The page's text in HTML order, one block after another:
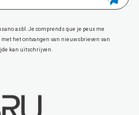
asbl. Je comprends que je peux me
het ontvangen van nieuwsbrieven van
kan uitschrijven.